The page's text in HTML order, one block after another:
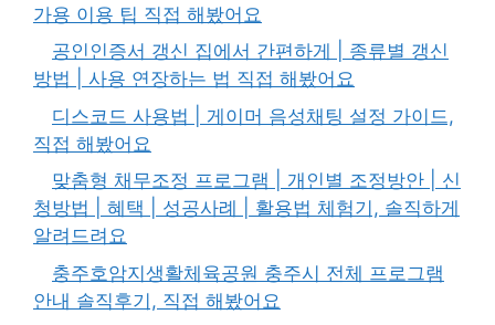
가용 이용 팁 직접 해봤어요
공인인증서 갱신 집에서 간편하게 | 종류별 갱신
방법 | 사용 연장하는 법 직접 해봤어요
디스코드 사용법 | 게이머 음성채팅 설정 가이드,
직접 해봤어요
맞춤형 채무조정 프로그램 | 개인별 조정방안 | 신
청방법 | 혜택 | 성공사례 | 활용법 체험기, 솔직하게
알려드려요
충주호암지생활체육공원 충주시 전체 프로그램
안내 솔직후기, 직접 해봤어요